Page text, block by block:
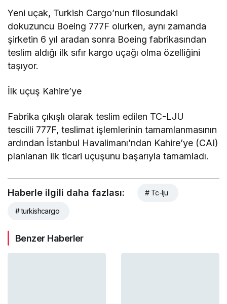
Yeni uçak, Turkish Cargo’nun filosundaki
dokuzuncu Boeing 777F olurken, aynı zamanda
şirketin 6 yıl aradan sonra Boeing fabrikasından
teslim aldığı ilk sıfır kargo uçağı olma özelliğini
taşıyor.
İlk uçuş Kahire’ye
Fabrika çıkışlı olarak teslim edilen TC-LJU
tescilli 777F, teslimat işlemlerinin tamamlanmasının
ardından İstanbul Havalimanı’ndan Kahire’ye (CAI)
planlanan ilk ticari uçuşunu başarıyla tamamladı.
Haberle ilgili daha fazlası: # Tc-lju
# turkishcargo
Benzer Haberler